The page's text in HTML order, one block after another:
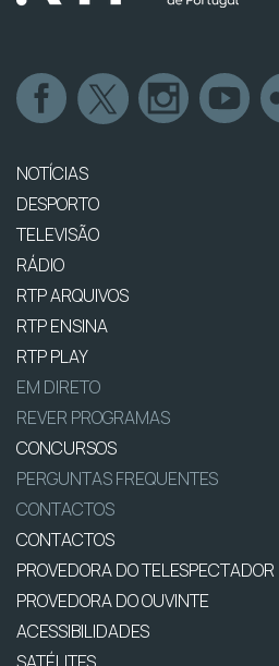
NOTÍCIAS
DESPORTO
TELEVISÃO
RÁDIO
RTP ARQUIVOS
RTP ENSINA
RTP PLAY
EM DIRETO
REVER PROGRAMAS
CONCURSOS
PERGUNTAS FREQUENTES
CONTACTOS
CONTACTOS
PROVEDORA DO TELESPECTADOR
PROVEDORA DO OUVINTE
ACESSIBILIDADES